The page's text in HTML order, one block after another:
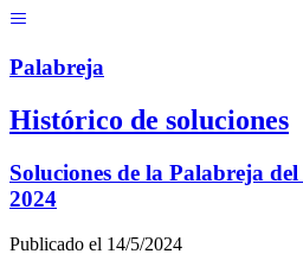
Palabreja
Histórico de soluciones
Soluciones de la Palabreja del
2024
Publicado el 14/5/2024